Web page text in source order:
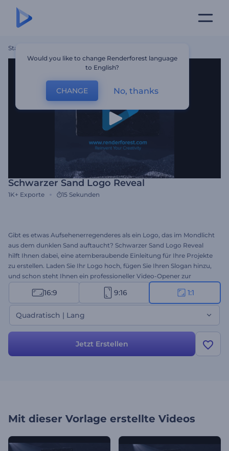
Startseite
Schwarzer Sand Logo Reveal
1K+ Exporte 15 Sekunden
Gibt es etwas Aufsehenerregenderes als ein Logo, das im Mondlicht
aus dem dunklen Sand auftaucht? Schwarzer Sand Logo Reveal
hilft Ihnen dabei, eine atemberaubende Einleitung für Ihre Projekte
zu erstellen. Laden Sie Ihr Logo hoch, fügen Sie Ihren Slogan hinzu,
und schon steht Ihnen ein professioneller Video-Opener zur
Verfügung. Perfekt geeignet für Firmeneinführungen,
Präsentationsauftakte, TV-Werbespots und viele weitere
Markenprojekte. Gleich kostenlos ausprobieren!
16:9 9:16 1:1
Quadratisch | Lang
Jetzt Erstellen
Mit dieser Vorlage erstellte Videos
Would you like to change Renderforest language
to English?
CHANGE No, thanks